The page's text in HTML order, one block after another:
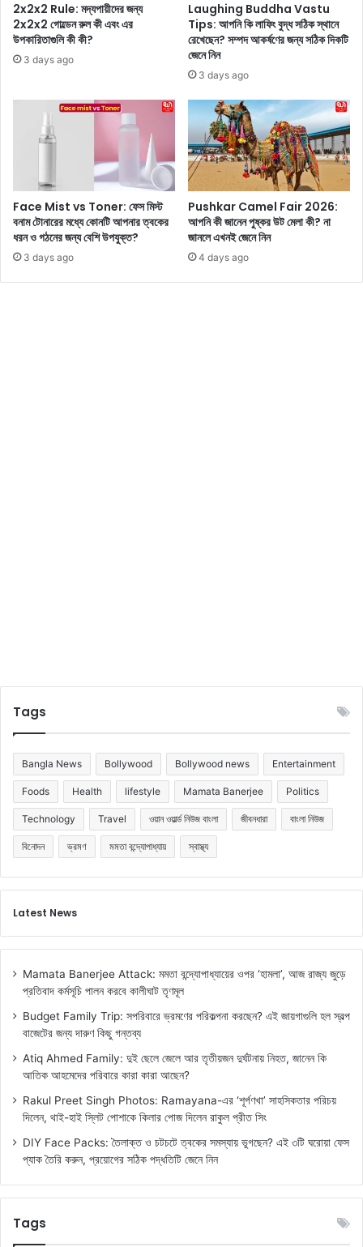
৪
টি
স্পে
শা
মা
লা
ই
কা
-
বি
য়ে
-
বি
ছু
রা
ম
র্শ
ন
য়ি
কা
2x2x2 Rule: মদ্যপায়ীদের জন্য
2x2x2 গোল্ডেন রুল কী এবং এর
উপকারিতাগুলি কী কী?
3 days ago
Laughing Buddha Vastu
Tips: আপনি কি লাফিং বুদ্ধ সঠিক স্থানে
রেখেছেন? সম্পদ আকর্ষণের জন্য সঠিক দিকটি
জেনে নিন
3 days ago
Face Mist vs Toner: ফেস মিস্ট
বনাম টোনারের মধ্যে কোনটি আপনার ত্বকের
ধরন ও গঠনের জন্য বেশি উপযুক্ত?
3 days ago
Pushkar Camel Fair 2026:
আপনি কী জানেন পুষ্কর উট মেলা কী? না
জানলে এখনই জেনে নিন
4 days ago
Tags
Bangla News Bollywood Bollywood news Entertainment
Foods Health lifestyle Mamata Banerjee Politics
Technology Travel ওয়ান ওয়ার্ল্ড নিউজ বাংলা জীবনধারা বাংলা নিউজ
বিনোদন ভ্রমণ মমতা বন্দ্যোপাধ্যায় স্বাস্থ্য
Latest News
Mamata Banerjee Attack: মমতা বন্দ্যোপাধ্যায়ের ওপর ‘হামলা’, আজ রাজ্য জুড়ে
প্রতিবাদ কর্মসূচি পালন করবে কালীঘাট তৃণমূল
Budget Family Trip: সপরিবারে ভ্রমণের পরিকল্পনা করছেন? এই জায়গাগুলি হল স্বল্প
বাজেটের জন্য দারুণ কিছু গন্তব্য
Atiq Ahmed Family: দুই ছেলে জেলে আর তৃতীয়জন দুর্ঘটনায় নিহত, জানেন কি
আতিক আহমেদের পরিবারে কারা কারা আছেন?
Rakul Preet Singh Photos: Ramayana-এর ‘শূর্পণখা’ সাহসিকতার পরিচয়
দিলেন, থাই-হাই স্লিট পোশাকে কিলার পোজ দিলেন রাকুল প্রীত সিং
DIY Face Packs: তৈলাক্ত ও চটচটে ত্বকের সমস্যায় ভুগছেন? এই ৩টি ঘরোয়া ফেস
প্যাক তৈরি করুন, প্রয়োগের সঠিক পদ্ধতিটি জেনে নিন
Tags